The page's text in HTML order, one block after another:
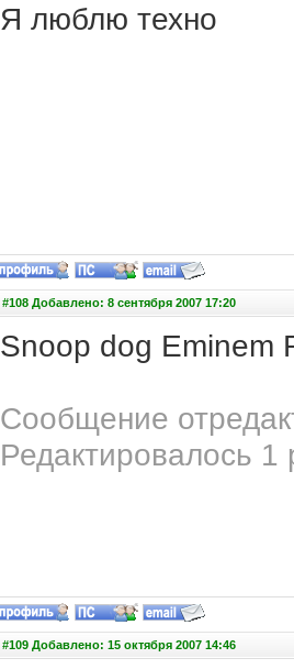
Я люблю техно
#108 Добавлено: 8 сентября 2007 17:20
Snoop dog Eminem
Сообщение
Редактировалось 1
#109 Добавлено: 15 октября 2007 14:46